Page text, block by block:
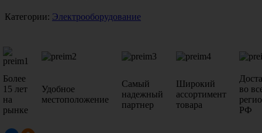
Категории: Электрооборудование
Более
15 лет
на
рынке
Удобное
местоположение
Самый
надежный
партнер
Широкий
ассортимент
товара
во
РФ